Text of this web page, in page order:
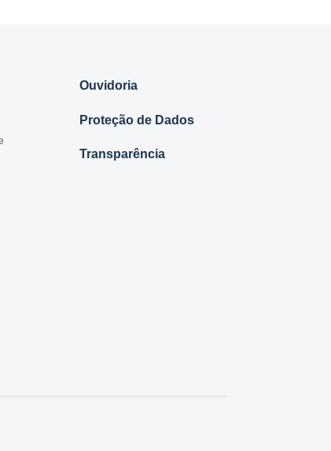
Ouvidoria
Proteção de Dados
Transparência